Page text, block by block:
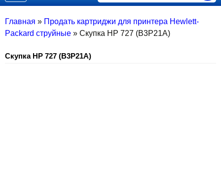
navigation
Главная » Продать картриджи для принтера Hewlett-
Packard струйные » Скупка HP 727 (B3P21A)
Скупка HP 727 (B3P21A)